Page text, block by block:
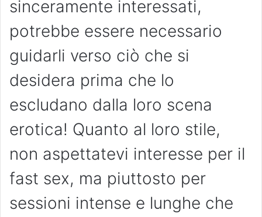
sinceramente interessati,
potrebbe essere necessario
guidarli verso ciò che si
desidera prima che lo
escludano dalla loro scena
erotica! Quanto al loro stile,
non aspettatevi interesse per il
fast sex, ma piuttosto per
sessioni intense e lunghe che